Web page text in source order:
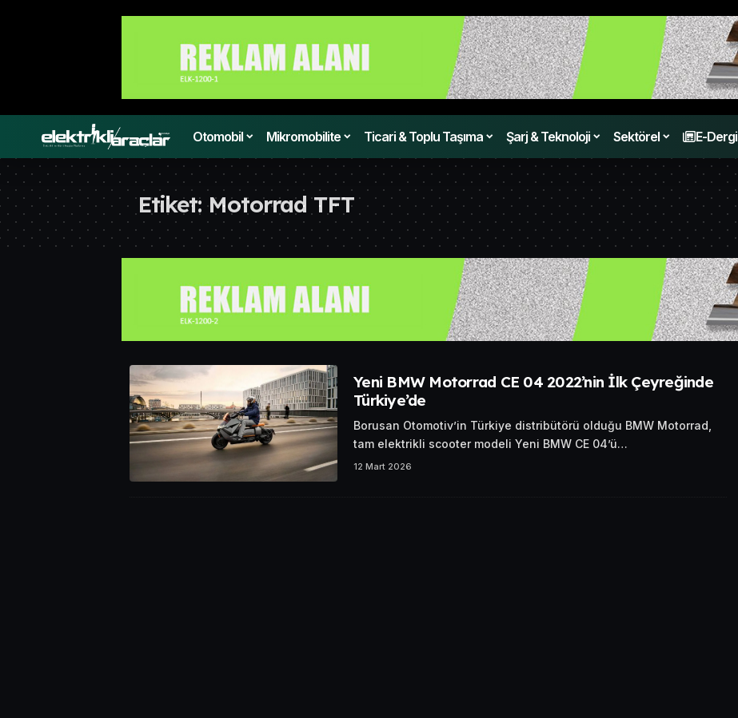
Otomobil Mikromobilite Ticari & Toplu Taşıma Şarj & Teknoloji Sektörel E-Dergi
Etiket:Motorrad TFT
Yeni BMW Motorrad CE 04 2022’nin İlk Çeyreğinde
Türkiye’de
Borusan Otomotiv’in Türkiye distribütörü olduğu BMW Motorrad,
tam elektrikli scooter modeli Yeni BMW CE 04’ü…
12 Mart 2026